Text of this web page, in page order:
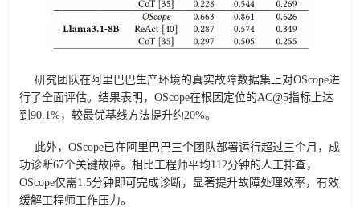
研究团队在阿里巴巴生产环境的真实故障数据集上对OScope进
行了全面评估。结果表明，OScope在根因定位的AC@5指标上达
到90.1%，较最优基线方法提升约20%。
此外，OScope已在阿里巴巴三个团队部署运行超过三个月，成
功诊断67个关键故障。相比工程师平均112分钟的人工排查，
OScope仅需1.5分钟即可完成诊断，显著提升故障处理效率，有效
缓解工程师工作压力。